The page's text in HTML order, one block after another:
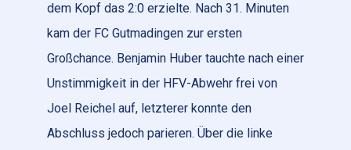
dem Kopf das 2:0 erzielte. Nach 31. Minuten
kam der FC Gutmadingen zur ersten
Großchance. Benjamin Huber tauchte nach einer
Unstimmigkeit in der HFV-Abwehr frei von
Joel Reichel auf, letzterer konnte den
Abschluss jedoch parieren. Über die linke